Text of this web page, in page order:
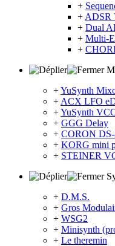
+
+ ADSR
+ Dual
+ Multi-
+
+YuSynth
+ ACX LFO
+YuSynth
+ GGG Delay
+ CORON
+ KORG mini
+ STEINER
+ D.M.S.
+ Gros
+ WSG2
+ Minisynth
+ Le theremin